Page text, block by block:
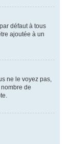
défaut à tous
ajoutée à un
ne le voyez pas,
de